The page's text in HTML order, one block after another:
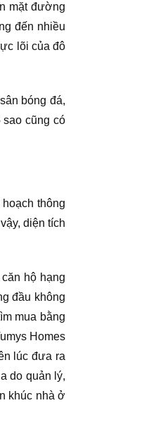
mặt đường
đến nhiều
lõi của đô
bóng đá,
cũng có
thông
diện tích
hộ hạng
đầu không
mua bằng
Homes
lúc đưa ra
do quản lý,
khúc nhà ở